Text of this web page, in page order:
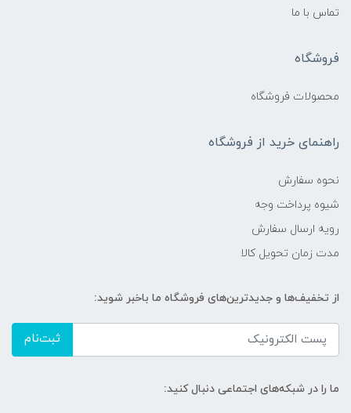
تماس با ما
فروشگاه
محصولات فروشگاه
راهنمای خرید از فروشگاه
نحوه سفارش
شیوه پرداخت وجه
رویه ارسال سفارش
مدت زمان تحویل کالا
از تخفیف‌ها و جدیدترین‌های فروشگاه ما باخبر شوید:
ثبت‌نام
ما را در شبکه‌های اجتماعی دنبال کنید: